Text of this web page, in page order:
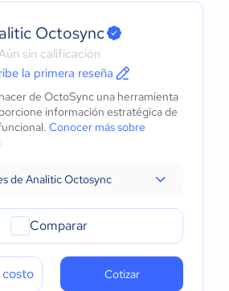
Octosync
sin calificación
la primera reseña
de OctoSync una herramienta
información estratégica de
Conocer más sobre
de Analitic Octosync
Comparar
Cotizar